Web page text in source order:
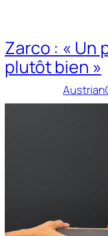
Zarco : « Un
plutôt bien »